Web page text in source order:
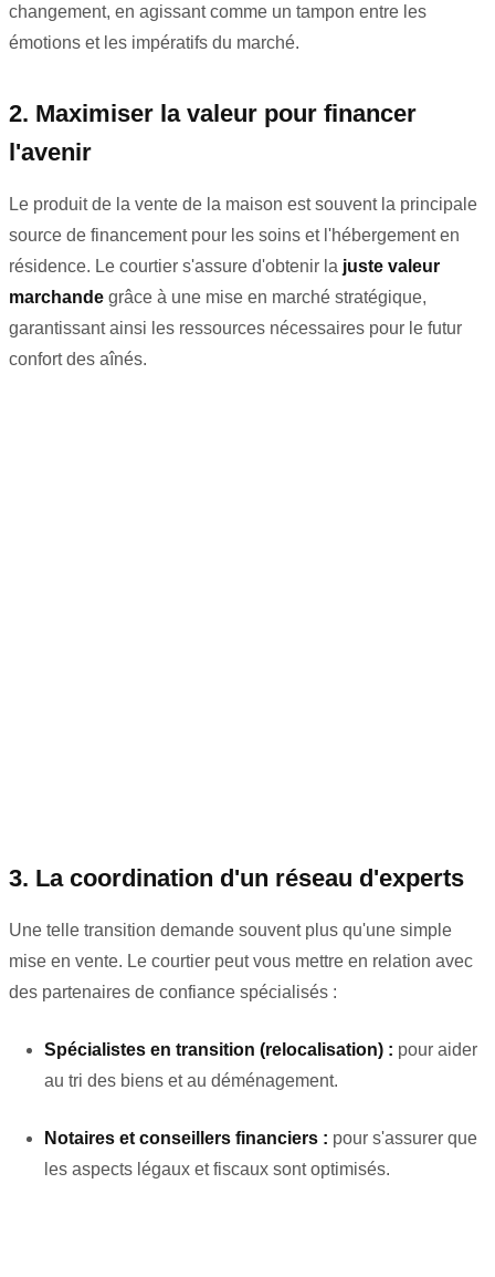
changement, en agissant comme un tampon entre les
émotions et les impératifs du marché.
2. Maximiser la valeur pour financer
l'avenir
Le produit de la vente de la maison est souvent la principale
source de financement pour les soins et l'hébergement en
résidence. Le courtier s'assure d'obtenir la juste valeur
marchande grâce à une mise en marché stratégique,
garantissant ainsi les ressources nécessaires pour le futur
confort des aînés.
3. La coordination d'un réseau d'experts
Une telle transition demande souvent plus qu'une simple
mise en vente. Le courtier peut vous mettre en relation avec
des partenaires de confiance spécialisés :
Spécialistes en transition (relocalisation) : pour aider
au tri des biens et au déménagement.
Notaires et conseillers financiers : pour s'assurer que
les aspects légaux et fiscaux sont optimisés.